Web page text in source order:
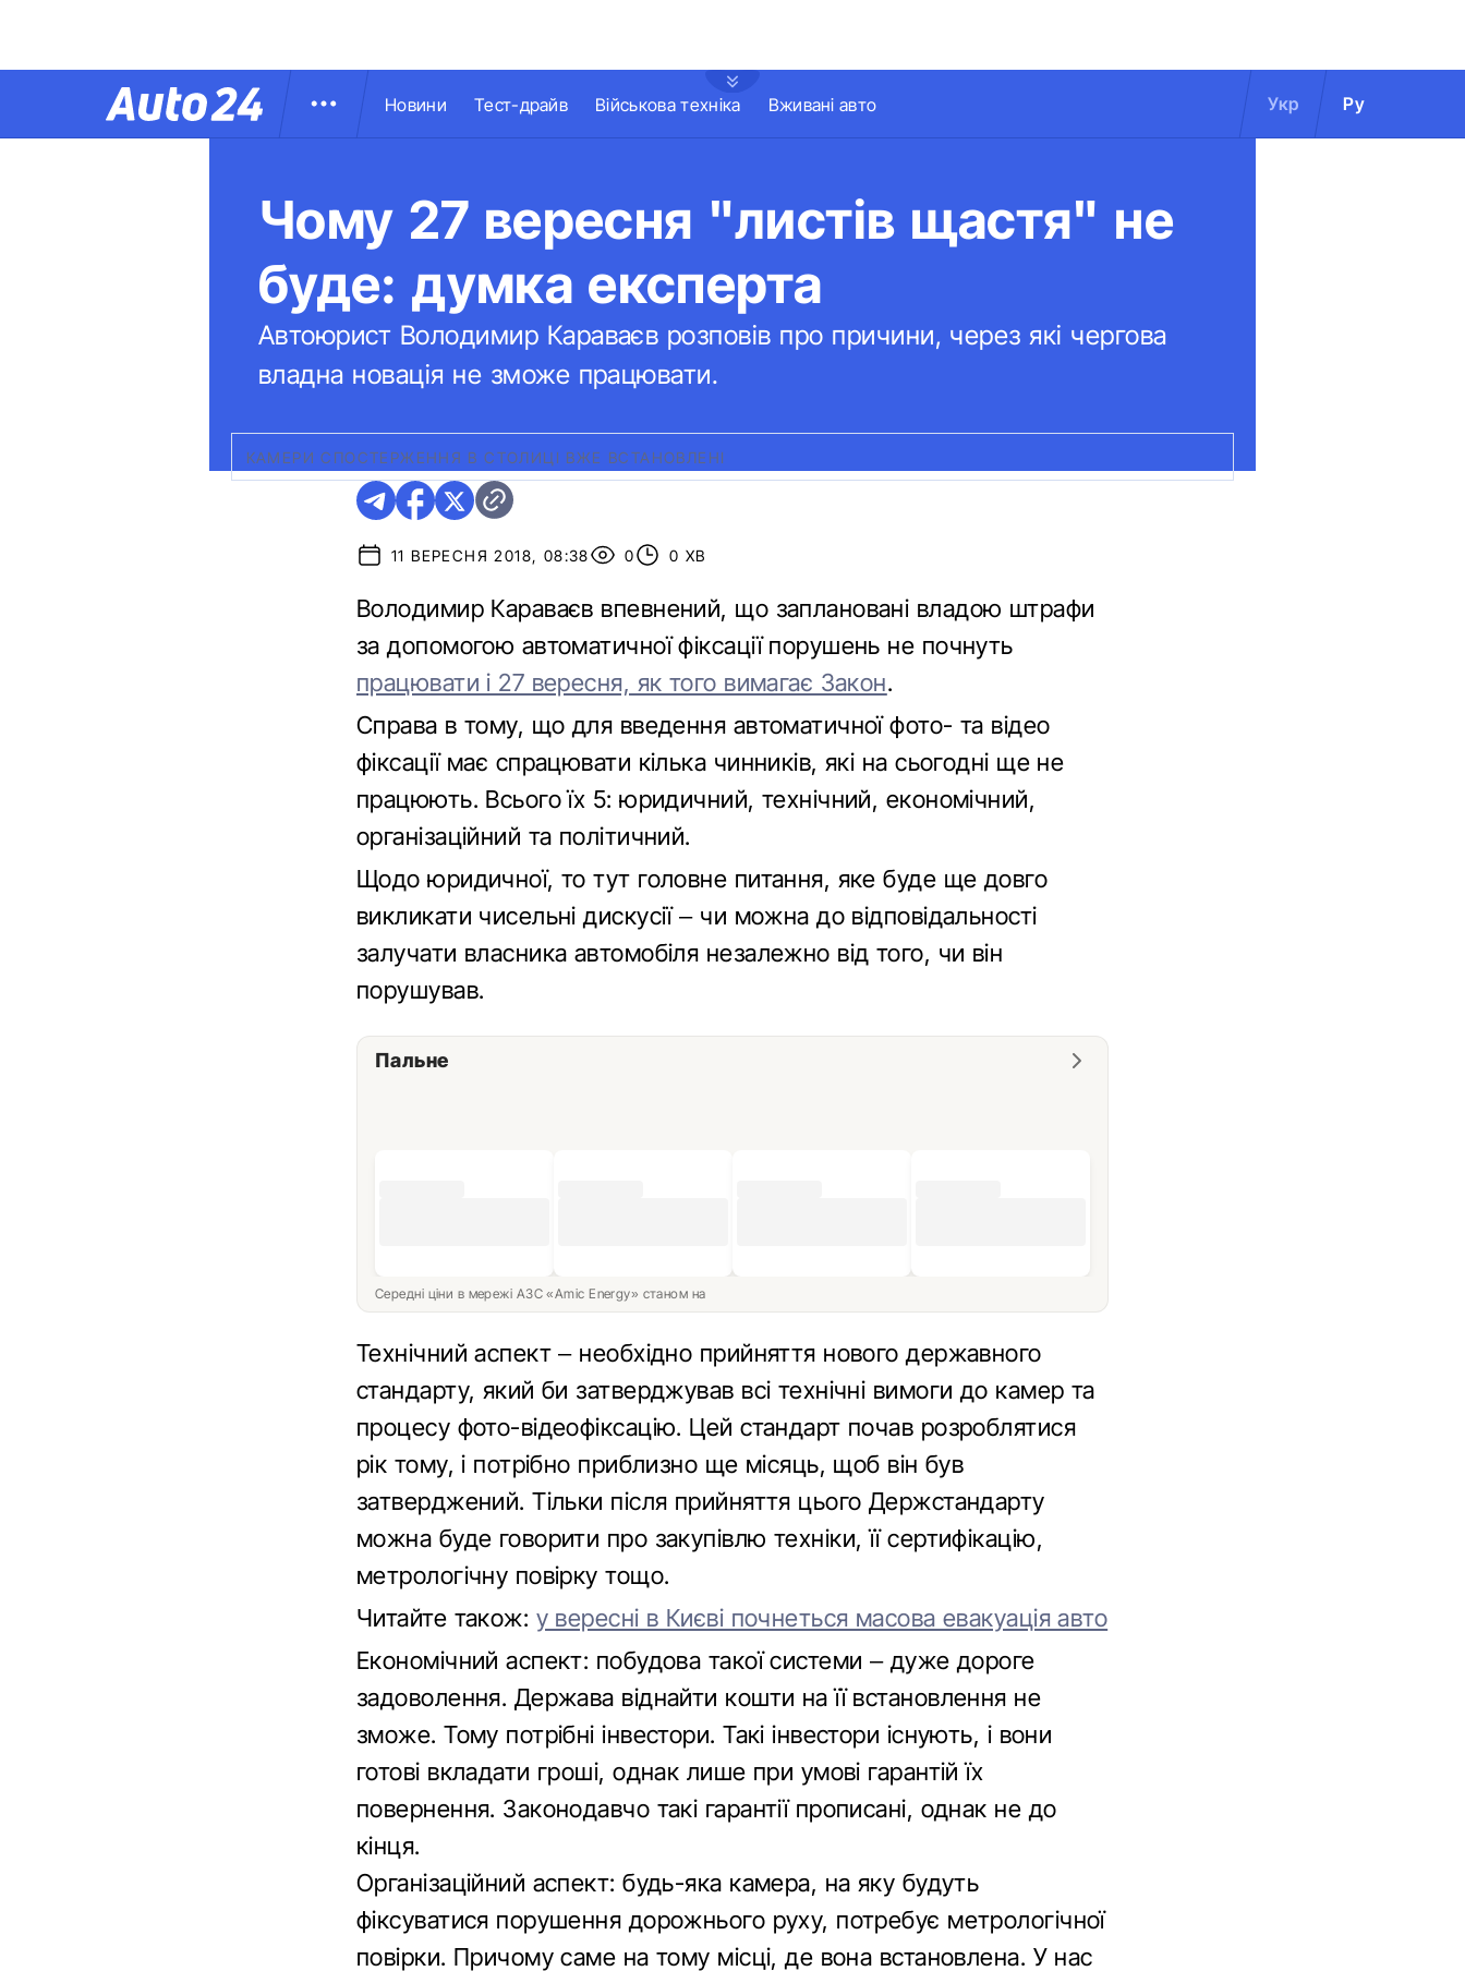
Новини Тест-драйв Військова техніка Вживані авто Укр Ру
Чому 27 вересня "листів щастя" не
буде: думка експерта
Автоюрист Володимир Караваєв розповів про причини, через які чергова
владна новація не зможе працювати.
КАМЕРИ СПОСТЕРЖЕННЯ В СТОЛИЦІ ВЖЕ ВСТАНОВЛЕНІ
11 ВЕРЕСНЯ 2018, 08:38 0 0 ХВ
Володимир Караваєв впевнений, що заплановані владою штрафи
за допомогою автоматичної фіксації порушень не почнуть
працювати і 27 вересня, як того вимагає Закон.
Справа в тому, що для введення автоматичної фото- та відео
фіксації має спрацювати кілька чинників, які на сьогодні ще не
працюють. Всього їх 5: юридичний, технічний, економічний,
організаційний та політичний.
Щодо юридичної, то тут головне питання, яке буде ще довго
викликати чисельні дискусії – чи можна до відповідальності
залучати власника автомобіля незалежно від того, чи він
порушував.
Пальне
Середні ціни в мережі АЗС «Amic Energy» станом на
Технічний аспект – необхідно прийняття нового державного
стандарту, який би затверджував всі технічні вимоги до камер та
процесу фото-відеофіксацію. Цей стандарт почав розроблятися
рік тому, і потрібно приблизно ще місяць, щоб він був
затверджений. Тільки після прийняття цього Держстандарту
можна буде говорити про закупівлю техніки, її сертифікацію,
метрологічну повірку тощо.
Читайте також: у вересні в Києві почнеться масова евакуація авто
Економічний аспект: побудова такої системи – дуже дороге
задоволення. Держава віднайти кошти на її встановлення не
зможе. Тому потрібні інвестори. Такі інвестори існують, і вони
готові вкладати гроші, однак лише при умові гарантій їх
повернення. Законодавчо такі гарантії прописані, однак не до
кінця.
Організаційний аспект: будь-яка камера, на яку будуть
фіксуватися порушення дорожнього руху, потребує метрологічної
повірки. Причому саме на тому місці, де вона встановлена. У нас